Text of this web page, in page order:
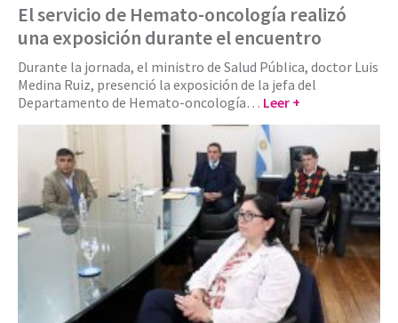
El servicio de Hemato-oncología realizó
una exposición durante el encuentro
Durante la jornada, el ministro de Salud Pública, doctor Luis
Medina Ruiz, presenció la exposición de la jefa del
Departamento de Hemato-oncología… Leer +